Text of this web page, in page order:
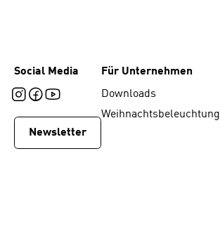
Social Media
Newsletter
Für Unternehmen
Downloads
Weihnachtsbeleuchtung